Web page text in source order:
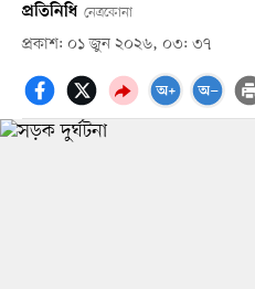
প্রতিনিধি নেত্রকোনা
প্রকাশ: ০১ জুন ২০২৬, ০৩: ৩৭